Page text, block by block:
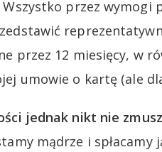
Wszystko przez
przez 12 miesięcy, w
umowie o kartę (ale
jednak nikt nie
mądrze i spłacamy